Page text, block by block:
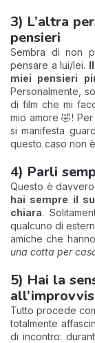
3) L’altra
pensieri
Sembra di non
pensare a lui/lei.
miei pensieri
Personalmente,
di film che mi
mio amore 🤣!
si manifesta
questo caso non
4) Parli
Questo è
hai sempre il
chiara.
qualcuno di
amiche che
una cotta per
5) Hai la
Tutto procede
totalmente
di incontro: